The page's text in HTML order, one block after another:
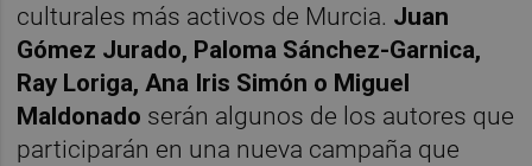
culturales más activos de Murcia. Juan
Gómez Jurado, Paloma Sánchez-Garnica,
Ray Loriga, Ana Iris Simón o Miguel
Maldonado serán algunos de los autores que
participarán en una nueva campaña que